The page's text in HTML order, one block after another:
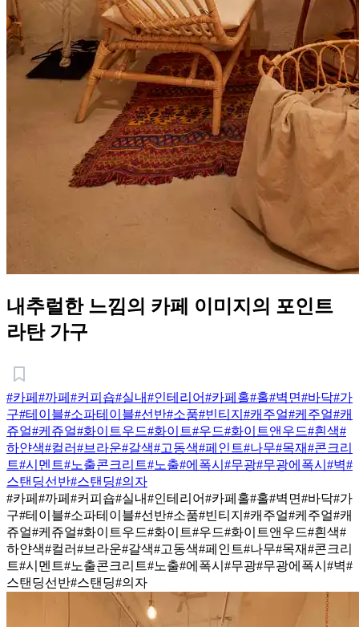
내추럴한 느낌의 카페 이미지의 포인트
라탄 가구
#카페 #까페 #커피숍#실내#인테리어#카페홀#홀#벽면#바닥#가
구#테이블#소파테이블#선반#소품#빈티지 #캐주얼#케주얼#캐
쥬얼#케쥬얼#화이트우드#화이트#우드#화이트앤우드#흰색#
하얀색#컬러#브라운#갈색#고동색#페인트#나무#목재#콘크리
트#시멘트#노출콘크리트#노출#에폭시 #무광#무광에폭시 #벽#
스탠딩선반#스탠딩#의자
#카페 #까페 #커피숍#실내#인테리어#카페홀#홀#벽면#바닥#가
구#테이블#소파테이블#선반#소품#빈티지 #캐주얼#케주얼#캐
쥬얼#케쥬얼#화이트우드#화이트#우드#화이트앤우드#흰색#
하얀색#컬러#브라운#갈색#고동색#페인트#나무#목재#콘크리
트#시멘트#노출콘크리트#노출#에폭시 #무광#무광에폭시 #벽#
스탠딩선반#스탠딩#의자